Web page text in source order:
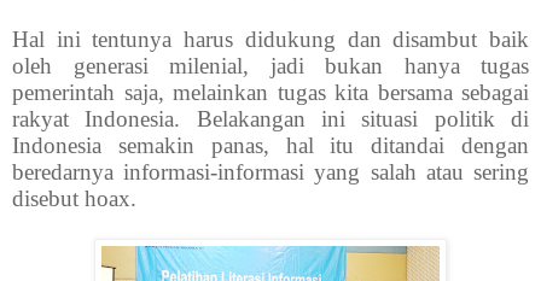
Hal ini tentunya harus didukung dan disambut baik
oleh generasi milenial, jadi bukan hanya tugas
pemerintah saja, melainkan tugas kita bersama sebagai
rakyat Indonesia. Belakangan ini situasi politik di
Indonesia semakin panas, hal itu ditandai dengan
beredarnya informasi-informasi yang salah atau sering
disebut hoax.